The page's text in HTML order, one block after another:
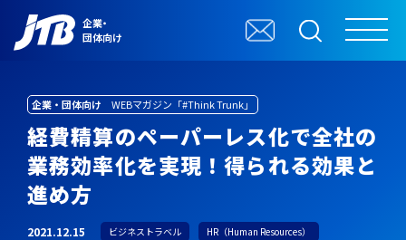
企業・
団体向け
企業・団体向け WEBマガジン「#Think Trunk」
経費精算のペーパーレス化で全社の
業務効率化を実現！得られる効果と
進め方
2021.12.15 ビジネストラベル
HR（Human Resources）